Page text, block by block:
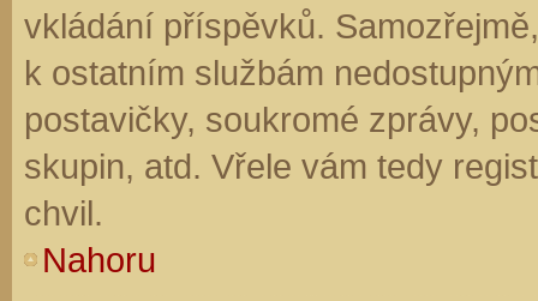
vkládání příspěvků.
k ostatním službám
postavičky, soukromé zprávy,
skupin, atd. Vřele vám tedy
chvil.
Nahoru